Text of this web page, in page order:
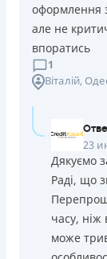
оформлення
але не
впоратись
1
Віталій,
23
Дякуємо
Раді, що
часу, ніж
може